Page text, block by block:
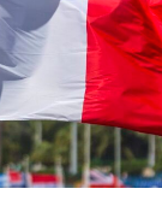
#
Už od
sa stal